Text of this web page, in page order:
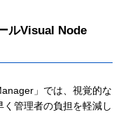
ルVisual Node
」では、視覚的な
管理者の負担を軽減し